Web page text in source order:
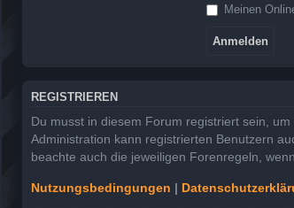
Meinen
REGISTRIEREN
Du musst in diesem Forum registriert sein,
Administration kann registrierten Benutzern
beachte auch die jeweiligen Forenregeln,
Nutzungsbedingungen |